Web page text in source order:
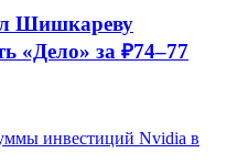
Шишкареву
«Дело» за ₽74–77